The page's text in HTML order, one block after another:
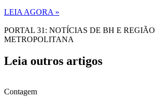
LEIA AGORA »
PORTAL 31: NOTÍCIAS DE BH E REGIÃO
METROPOLITANA
Leia outros artigos
Contagem